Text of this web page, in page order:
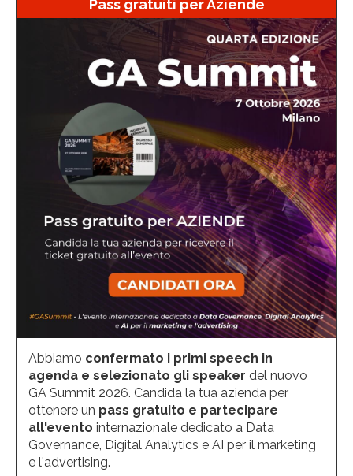
Pass gratuiti per Aziende
Abbiamo confermato i primi speech in
agenda e selezionato gli speaker del nuovo
GA Summit 2026. Candida la tua azienda per
ottenere un pass gratuito e partecipare
all'evento internazionale dedicato a Data
Governance, Digital Analytics e AI per il marketing
e l'advertising.